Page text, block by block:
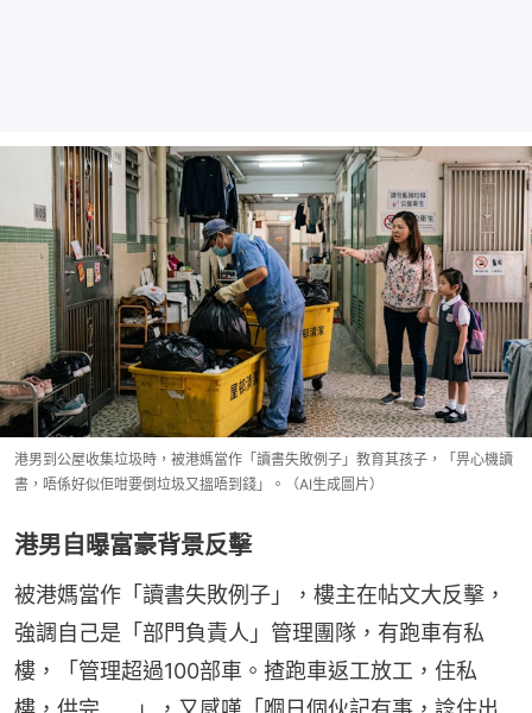
港男到公屋收集垃圾時，被港媽當作「讀書失敗例子」教育其孩子，「畀心機讀
書，唔係好似佢咁要倒垃圾又搵唔到錢」。（AI生成圖片）
港男自曝富豪背景反擊
被港媽當作「讀書失敗例子」，樓主在帖文大反擊，
強調自己是「部門負責人」管理團隊，有跑車有私
樓，「管理超過100部車。揸跑車返工放工，住私